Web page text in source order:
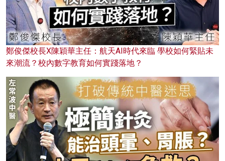
鄭俊傑校長X陳穎華主任：航天AI時代來臨 學校如何緊貼未
來潮流？校內數字教育如何實踐落地？